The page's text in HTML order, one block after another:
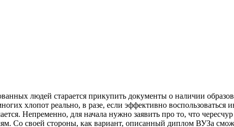
людей старается прикупить документы о наличии
хлопот реально, в разе, если эффективно воспользоваться
Непременно, для начала нужно заявить про то, что
Со своей стороны, как вариант, описанный диплом ВУЗа